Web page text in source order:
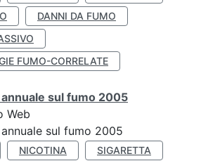
DANNI DA FUMO
FUMO-CORRELATE
sul fumo 2005
Web
sul fumo 2005
NICOTINA
SIGARETTA